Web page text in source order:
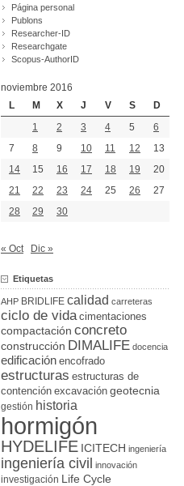
Página personal
Publons
Researcher-ID
Researchgate
Scopus-AuthorID
noviembre 2016
L
M X J V S
D
1
2 3 4 5
6
7
8 9 10 11 12
13
14
15 16 17 18 19
20
21
22 23 24 25 26
27
28
29 30
« Oct Dic »
Etiquetas
AHP BRIDLIFE calidad carreteras
ciclo de vida cimentaciones
compactación concreto
construcción DIMALIFE docencia
edificación encofrado
estructuras estructuras de
contención excavación geotecnia
gestión historia
hormigón
HYDELIFE ICITECH ingeniería
ingeniería civil innovación
investigación
Life Cycle